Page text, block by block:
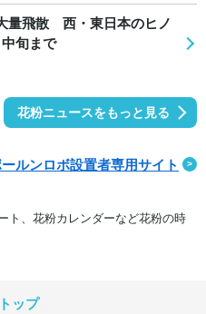
量飛散 西・東日本のヒノ
旬まで
花粉ニュースをもっと見る
ルンロボ設置者専用サイト
ト、花粉カレンダーなど花粉の時
ップ